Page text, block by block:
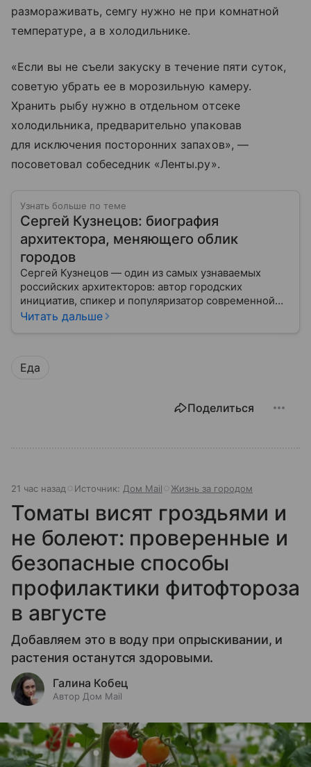
размораживать, семгу нужно не при комнатной
температуре, а в холодильнике.
«Если вы не съели закуску в течение пяти суток,
советую убрать ее в морозильную камеру.
Хранить рыбу нужно в отдельном отсеке
холодильника, предварительно упаковав
для исключения посторонних запахов», —
поcоветовал собеседник «Ленты.ру».
Узнать больше по теме
Сергей Кузнецов: биография
архитектора, меняющего облик
городов
Сергей Кузнецов — один из самых узнаваемых
российских архитекторов: автор городских
инициатив, спикер и популяризатор современной
городской среды. Расскажем о том, почему его
Читать дальше
Еда
Поделиться
21 час назад Источник: Дом Mail Жизнь за городом
Томаты висят гроздьями и
не болеют: проверенные и
безопасные способы
профилактики фитофтороза
в августе
Добавляем это в воду при опрыскивании, и
растения останутся здоровыми.
Галина Кобец
Автор Дом Mail